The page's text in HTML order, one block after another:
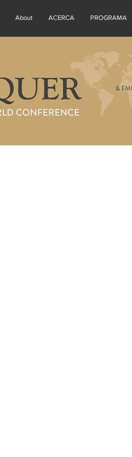
About ACERCA PROGRAMA